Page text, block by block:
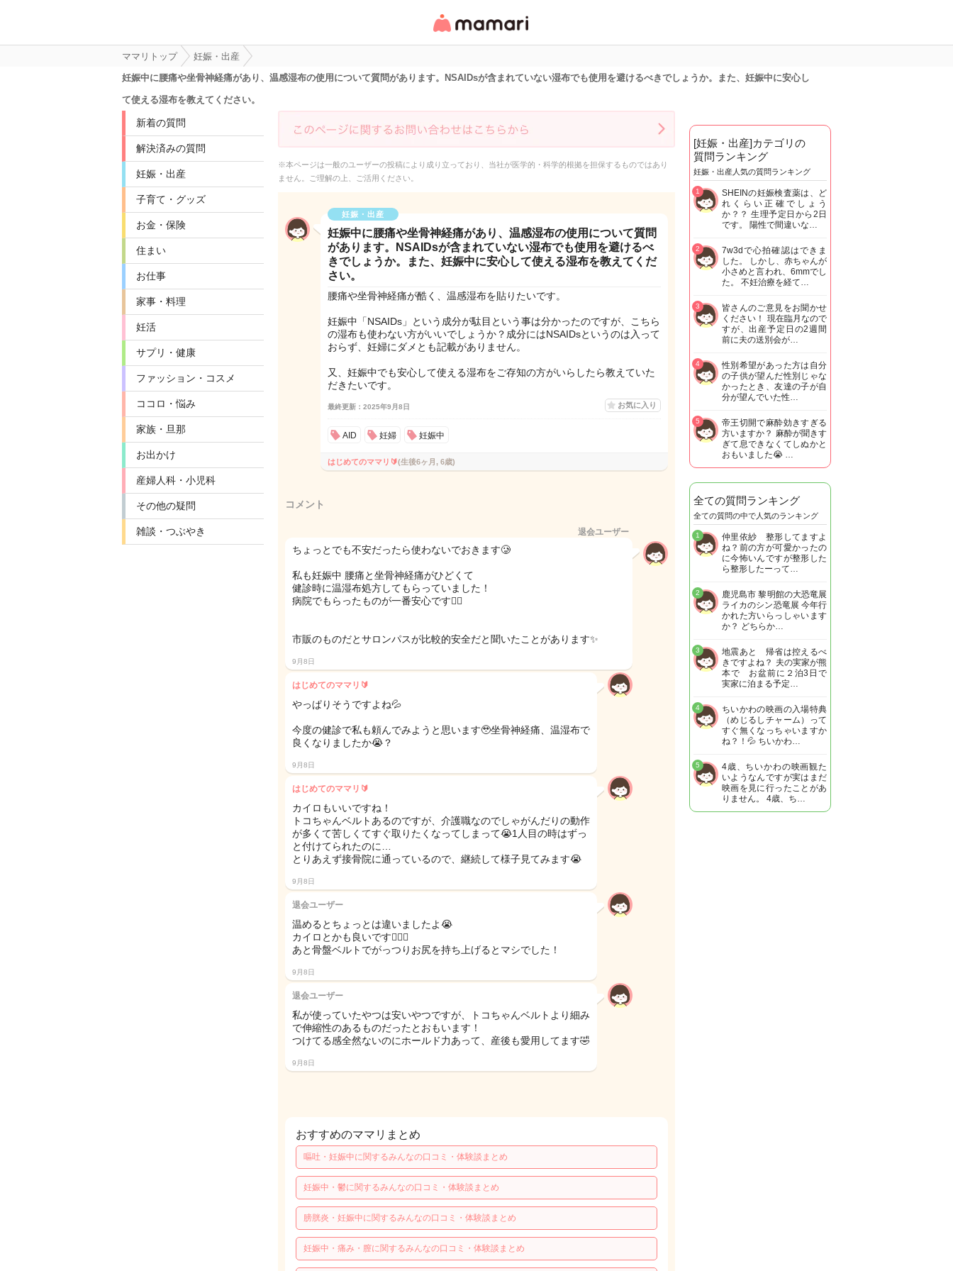
リ・情報サイト
ママリトップ
妊娠・出産
妊娠中に腰痛や坐骨神経痛があり、温感湿布の使用について質問があります。NSAIDsが含まれていない湿布でも使用を避けるべきでしょうか。また、妊娠中に安心し
て使える湿布を教えてください。
新着の質問
解決済みの質問
妊娠・出産
子育て・グッズ
お金・保険
住まい
お仕事
家事・料理
妊活
サプリ・健康
ファッション・コスメ
ココロ・悩み
家族・旦那
お出かけ
産婦人科・小児科
その他の疑問
雑談・つぶやき
※本ページは一般のユーザーの投稿により成り立っており、当社が医学的・科学的根拠を担保するものではあり
ません。ご理解の上、ご活用ください。
妊娠・出産
妊娠中に腰痛や坐骨神経痛があり、温感湿布の使用について質問
があります。NSAIDsが含まれていない湿布でも使用を避けるべ
きでしょうか。また、妊娠中に安心して使える湿布を教えてくだ
さい。
腰痛や坐骨神経痛が酷く、温感湿布を貼りたいです。
妊娠中「NSAIDs」という成分が駄目という事は分かったのですが、こちら
の湿布も使わない方がいいでしょうか？成分にはNSAIDsというのは入って
おらず、妊婦にダメとも記載がありません。
又、妊娠中でも安心して使える湿布をご存知の方がいらしたら教えていた
だきたいです。
最終更新：2025年9月8日 お気に入り
AID 妊婦 妊娠中
はじめてのママリ🔰(生後6ヶ月, 6歳)
コメント
退会ユーザー
ちょっとでも不安だったら使わないでおきます🥲
私も妊娠中 腰痛と坐骨神経痛がひどくて
健診時に温湿布処方してもらっていました！
病院でもらったものが一番安心です😮‍💨
市販のものだとサロンパスが比較的安全だと聞いたことがあります✨
9月8日
はじめてのママリ🔰
やっぱりそうですよね💦
今度の健診で私も頼んでみようと思います🥹坐骨神経痛、温湿布で
良くなりましたか😭？
9月8日
はじめてのママリ🔰
カイロもいいですね！
トコちゃんベルトあるのですが、介護職なのでしゃがんだりの動作
が多くて苦しくてすぐ取りたくなってしまって😭1人目の時はずっ
と付けてられたのに…
とりあえず接骨院に通っているので、継続して様子見てみます😭
9月8日
退会ユーザー
温めるとちょっとは違いましたよ😭
カイロとかも良いです🙆🏻‍♀️
あと骨盤ベルトでがっつりお尻を持ち上げるとマシでした！
9月8日
退会ユーザー
私が使っていたやつは安いやつですが、トコちゃんベルトより細み
で伸縮性のあるものだったとおもいます！
つけてる感全然ないのにホールド力あって、産後も愛用してます🤣
9月8日
おすすめのママリまとめ
嘔吐・妊娠中に関するみんなの口コミ・体験談まとめ
妊娠中・鬱に関するみんなの口コミ・体験談まとめ
膀胱炎・妊娠中に関するみんなの口コミ・体験談まとめ
妊娠中・痛み・膣に関するみんなの口コミ・体験談まとめ
[妊娠・出産]カテゴリの
質問ランキング
妊娠・出産人気の質問ランキング
SHEINの妊娠検査薬は、ど
れくらい正確でしょう
か？？ 生理予定日から2日
です。 陽性で間違いな…
1
7w3dで心拍確認はできま
した。 しかし、赤ちゃんが
小さめと言われ、6mmでし
た。 不妊治療を経て…
2
皆さんのご意見をお聞かせ
ください！ 現在臨月なので
すが、出産予定日の2週間
前に夫の送別会が…
3
性別希望があった方は自分
の子供が望んだ性別じゃな
かったとき、友達の子が自
分が望んでいた性…
4
帝王切開で麻酔効きすぎる
方いますか？ 麻酔が聞きす
ぎて息できなくてしぬかと
おもいました😭 …
5
全ての質問ランキング
全ての質問の中で人気のランキング
仲里依紗 整形してますよ
ね？前の方が可愛かったの
に今怖いんですが整形した
ら整形したーって…
1
鹿児島市 黎明館の大恐竜展
ライカのシン恐竜展 今年行
かれた方いらっしゃいます
か？ どちらか…
2
地震あと 帰省は控えるべ
きですよね？ 夫の実家が熊
本で お盆前に２泊3日で
実家に泊まる予定…
3
ちいかわの映画の入場特典
（めじるしチャーム）って
すぐ無くなっちゃいますか
ね？！💦 ちいかわ…
4
4歳、ちいかわの映画観た
いようなんですが実はまだ
映画を見に行ったことがあ
りません。 4歳、ち…
5